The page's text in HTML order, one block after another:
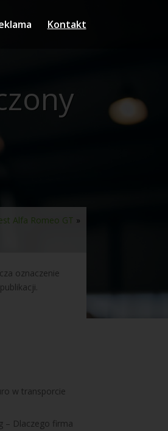
Kontakt
Alfa Romeo GT »
oznaczenie
w transporcie
– Dlaczego firma